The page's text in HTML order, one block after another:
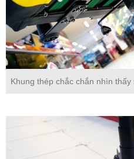
Khung thép chắc chắn nhìn